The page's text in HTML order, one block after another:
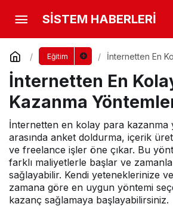
SİSTEM HABERLERİ
Eğitim
İnternetten En
İnternetten En
Kazanma
İnternetten en kolay para kazanma
arasında anket doldurma, içerik
ve freelance işler öne çıkar. Bu
farklı maliyetlerle başlar ve
sağlayabilir. Kendi yeteneklerinize
zamana göre en uygun yöntemi
kazanç sağlamaya başlayabilirsiniz.
İnternetten Para Kazanma
Yorum Yap